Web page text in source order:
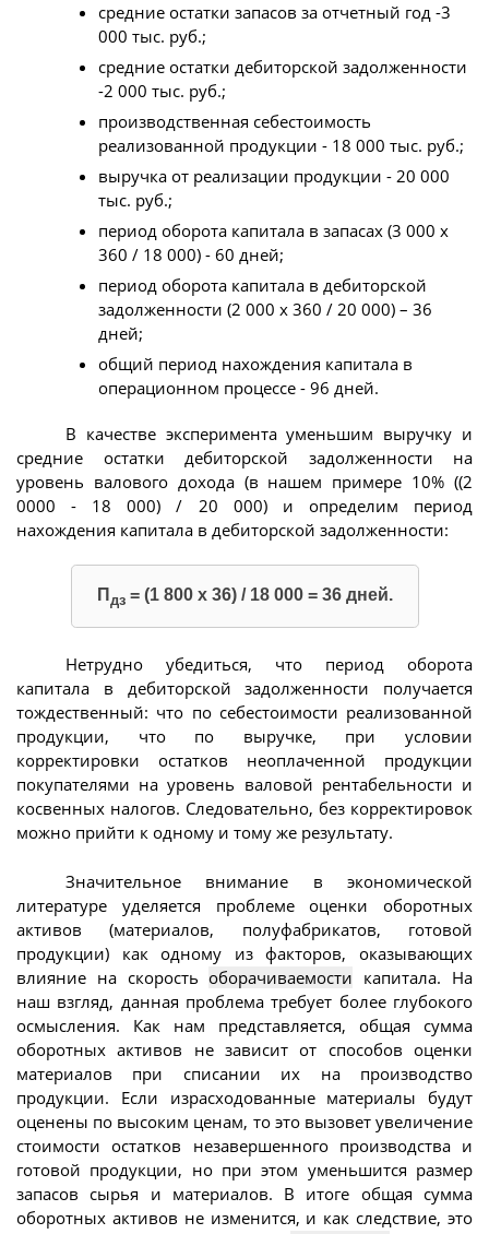
средние остатки запасов за отчетный год -3
000 тыс. руб.;
средние остатки дебиторской задолженности
-2 000 тыс. руб.;
производственная себестоимость
реализованной продукции - 18 000 тыс. руб.;
выручка от реализации продукции - 20 000
тыс. руб.;
период оборота капитала в запасах (3 000 х
360 / 18 000) - 60 дней;
период оборота капитала в дебиторской
задолженности (2 000 х 360 / 20 000) – 36
дней;
общий период нахождения капитала в
операционном процессе - 96 дней.
В качестве эксперимента уменьшим выручку и
средние остатки дебиторской задолженности на
уровень валового дохода (в нашем примере 10% ((2
0000 - 18 000) / 20 000) и определим период
нахождения капитала в дебиторской задолженности:
П дз= (1 800 х 36) / 18 000 = 36 дней.
Нетрудно убедиться, что период оборота
капитала в дебиторской задолженности получается
тождественный: что по себестоимости реализованной
продукции, что по выручке, при условии
корректировки остатков неоплаченной продукции
покупателями на уровень валовой рентабельности и
косвенных налогов. Следовательно, без корректировок
можно прийти к одному и тому же результату.
Значительное внимание в экономической
литературе уделяется проблеме оценки оборотных
активов (материалов, полуфабрикатов, готовой
продукции) как одному из факторов, оказывающих
влияние на скоростьоборачиваемости капитала. На
наш взгляд, данная проблема требует более глубокого
осмысления. Как нам представляется, общая сумма
оборотных активов не зависит от способов оценки
материалов при списании их на производство
продукции. Если израсходованные материалы будут
оценены по высоким ценам, то это вызовет увеличение
стоимости остатков незавершенного производства и
готовой продукции, но при этом уменьшится размер
запасов сырья и материалов. В итоге общая сумма
оборотных активов не изменится, и как следствие, это